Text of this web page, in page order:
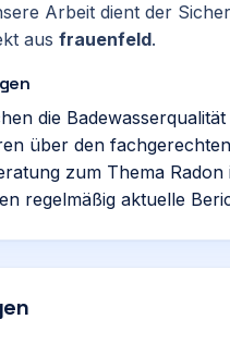
Arbeit dient der
aus frauenfeld.
die
über den
zum Thema Radon
regelmäßig aktuelle